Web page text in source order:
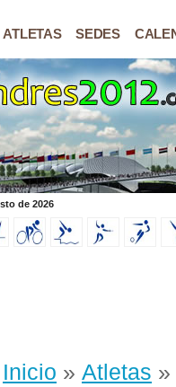
ATLETAS SEDES
de 2026
Inicio » Atletas »